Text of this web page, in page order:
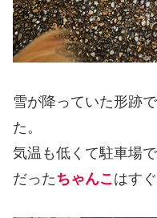
雪が降っていた形跡
た。
気温も低くて駐車場
だったちゃんこ はす